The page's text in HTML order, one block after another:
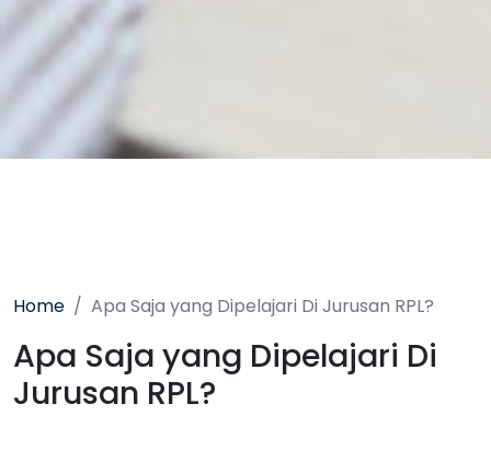
Home Apa Saja yang Dipelajari Di Jurusan RPL?
Apa Saja yang Dipelajari Di
Jurusan RPL?